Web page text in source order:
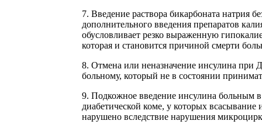
7. Введение раствора бикарбоната натрия
дополнительного введения препаратов
обусловливает резко выраженную
которая и становится причиной смерти
8. Отмена или неназначение инсулина при
больному, который не в состоянии
9. Подкожное введение инсулина больным в
диабетической коме, у которых всасывание
нарушено вследствие нарушения